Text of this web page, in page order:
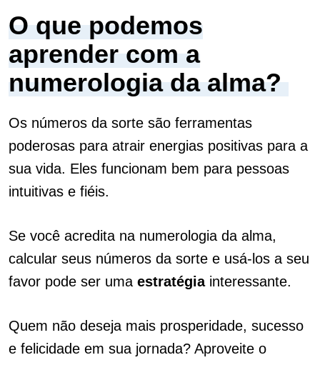
O que podemos
aprender com a
numerologia da alma?
Os números da sorte são ferramentas
poderosas para atrair energias positivas para a
sua vida. Eles funcionam bem para pessoas
intuitivas e fiéis.
Se você acredita na numerologia da alma,
calcular seus números da sorte e usá-los a seu
favor pode ser uma estratégiainteressante.
Quem não deseja mais prosperidade, sucesso
e felicidade em sua jornada? Aproveite o